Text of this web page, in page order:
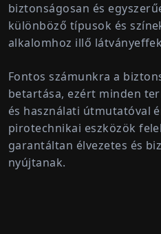
biztonságosan és
különböző típusok és
alkalomhoz illő
Fontos számunkra a
betartása, ezért minden
és használati útmutatóval
pirotechnikai eszközök
garantáltan élvezetes és
nyújtanak.